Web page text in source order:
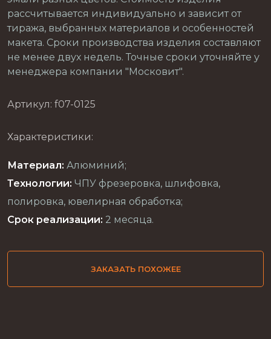
рассчитывается индивидуально и зависит от
тиража, выбранных материалов и особенностей
макета. Сроки производства изделия составляют
не менее двух недель. Точные сроки уточняйте у
менеджера компании "Московит".
Артикул: f07-0125
Характеристики:
Материал: Алюминий;
Технологии: ЧПУ фрезеровка, шлифовка,
полировка, ювелирная обработка;
Срок реализации: 2 месяца.
ЗАКАЗАТЬ ПОХОЖЕЕ